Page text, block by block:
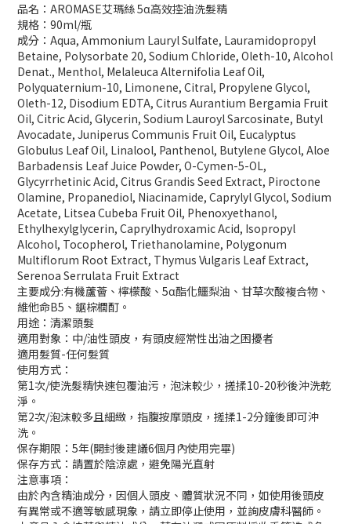
品名：AROMASE艾瑪絲 5α高效控油洗髮精
規格：90ml/瓶
成分：Aqua, Ammonium Lauryl Sulfate, Lauramidopropyl
Betaine, Polysorbate 20, Sodium Chloride, Oleth-10, Alcohol
Denat., Menthol, Melaleuca Alternifolia Leaf Oil,
Polyquaternium-10, Limonene, Citral, Propylene Glycol,
Oleth-12, Disodium EDTA, Citrus Aurantium Bergamia Fruit
Oil, Citric Acid, Glycerin, Sodium Lauroyl Sarcosinate, Butyl
Avocadate, Juniperus Communis Fruit Oil, Eucalyptus
Globulus Leaf Oil, Linalool, Panthenol, Butylene Glycol, Aloe
Barbadensis Leaf Juice Powder, O-Cymen-5-OL,
Glycyrrhetinic Acid, Citrus Grandis Seed Extract, Piroctone
Olamine, Propanediol, Niacinamide, Caprylyl Glycol, Sodium
Acetate, Litsea Cubeba Fruit Oil, Phenoxyethanol,
Ethylhexylglycerin, Caprylhydroxamic Acid, Isopropyl
Alcohol, Tocopherol, Triethanolamine, Polygonum
Multiflorum Root Extract, Thymus Vulgaris Leaf Extract,
Serenoa Serrulata Fruit Extract
主要成分:有機蘆薈、檸檬酸、5α酯化鱷梨油、甘草次酸複合物、
維他命B5、鋸棕櫚酊。
用途：清潔頭髮
適用對象：中/油性頭皮，有頭皮經常性出油之困擾者
適用髮質-任何髮質
使用方式：
第1次/使洗髮精快速包覆油污，泡沫較少，搓揉10-20秒後沖洗乾
淨。
第2次/泡沫較多且細緻，指腹按摩頭皮，搓揉1-2分鐘後即可沖
洗。
保存期限：5年(開封後建議6個月內使用完畢)
保存方式：請置於陰涼處，避免陽光直射
注意事項：
由於內含精油成分，因個人頭皮、體質狀況不同，如使用後頭皮
有異常或不適等敏感現象，請立即停止使用，並詢皮膚科醫師。